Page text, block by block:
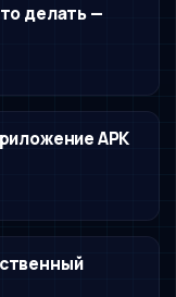
делать —
APK